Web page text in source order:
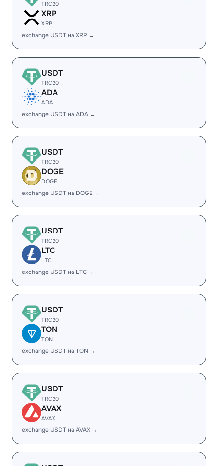
TRC20
XRP
XRP
exchange USDT на XRP →
USDT
TRC20
ADA
ADA
exchange USDT на ADA →
USDT
TRC20
DOGE
DOGE
exchange USDT на DOGE →
USDT
TRC20
LTC
LTC
exchange USDT на LTC →
USDT
TRC20
TON
TON
exchange USDT на TON →
USDT
TRC20
AVAX
AVAX
exchange USDT на AVAX →